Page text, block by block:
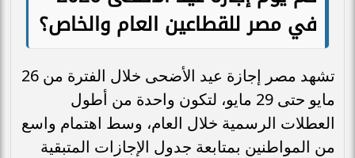
في مصر للقطاعين العام والخاص؟
تشهد مصر إجازة عيد الأضحى خلال الفترة من 26
مايو حتى 29 مايو، لتكون واحدة من أطول
العطلات الرسمية خلال العام، وسط اهتمام واسع
من المواطنين بمتابعة جدول الإجازات المتبقية